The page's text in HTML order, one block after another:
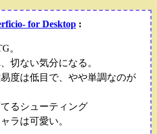
for Desktop:
。
切ない気分になる。
度は低目で、やや単調なのが
るシューティング
ラは可愛い。